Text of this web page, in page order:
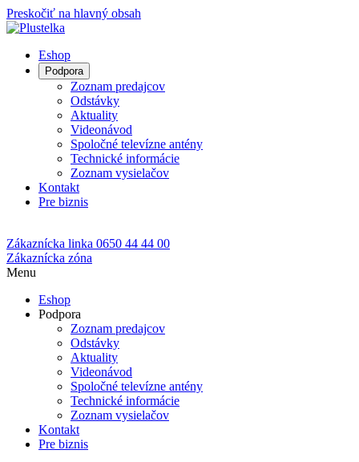
Preskočiť na hlavný obsah
Eshop
Podpora
Zoznam predajcov
Odstávky
Aktuality
Videonávod
Spoločné televízne antény
Technické informácie
Zoznam vysielačov
Kontakt
Pre biznis
Zákaznícka linka 0650 44 44 00
Zákaznícka zóna
Menu
Eshop
Podpora
Zoznam predajcov
Odstávky
Aktuality
Videonávod
Spoločné televízne antény
Technické informácie
Zoznam vysielačov
Kontakt
Pre biznis